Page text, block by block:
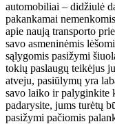
automobiliai – didžiulė
pakankamai
apie naują transporto
savo asmeninėmis
sąlygomis pasižymi
tokių paslaugų teikėjus
atveju, pasiūlymų yra
savo laiko ir palyginkite
padarysite, jums turėtų
pasižymi pačiomis